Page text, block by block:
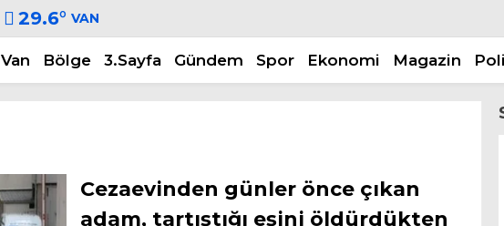
29.6° VAN
Van Bölge 3.Sayfa Gündem Spor Ekonomi Magazin
Cezaevinden günler önce çıkan
adam, tartıştığı eşini öldürdükten